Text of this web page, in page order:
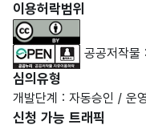
이용허락범위
공공저작물
심의유형
개발단계 : 자동승인 / 운
신청 가능 트래픽